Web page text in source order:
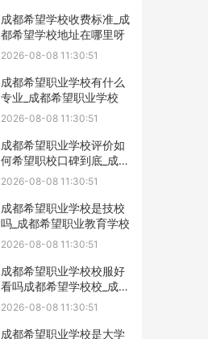
成都希望学校收费标准_成
都希望学校地址在哪里呀
2026-08-08 11:30:51
成都希望职业学校有什么
专业_成都希望职业学校
2026-08-08 11:30:51
成都希望职业学校评价如
何希望职校口碑到底_成都
希望职业学校烹饪专业
2026-08-08 11:30:51
成都希望职业学校是技校
吗_成都希望职业教育学校
2026-08-08 11:30:51
成都希望职业学校校服好
看吗成都希望学校校_成都
希望职业学校官网
2026-08-08 11:30:51
成都希望职业学校是大学